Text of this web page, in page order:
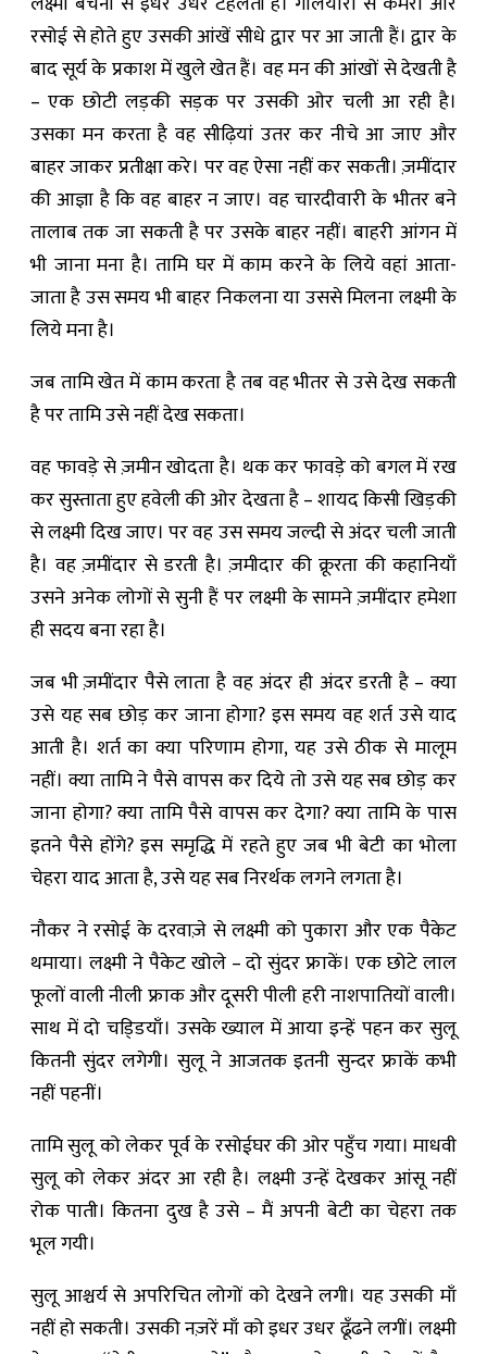
रसोई से होते हुए उसकी आंखें सीधे द्वार पर आ जाती हैं। द्वार के
बाद सूर्य के प्रकाश में खुले खेत हैं। वह मन की आंखों से देखती है
– एक छोटी लड़की सड़क पर उसकी ओर चली आ रही है।
उसका मन करता है वह सीढ़ियां उतर कर नीचे आ जाए और
बाहर जाकर प्रतीक्षा करे। पर वह ऐसा नहीं कर सकती। ज़मींदार
की आज्ञा है कि वह बाहर न जाए। वह चारदीवारी के भीतर बने
तालाब तक जा सकती है पर उसके बाहर नहीं। बाहरी आंगन में
भी जाना मना है। तामि घर में काम करने के लिये वहां आता-
जाता है उस समय भी बाहर निकलना या उससे मिलना लक्ष्मी के
लिये मना है।
जब तामि खेत में काम करता है तब वह भीतर से उसे देख सकती
है पर तामि उसे नहीं देख सकता।
वह फावड़े से ज़मीन खोदता है। थक कर फावड़े को बगल में रख
कर सुस्ताता हुए हवेली की ओर देखता है – शायद किसी खिड़की
से लक्ष्मी दिख जाए। पर वह उस समय जल्दी से अंदर चली जाती
है। वह ज़मींदार से डरती है। ज़मीदार की क्रूरता की कहानियाँ
उसने अनेक लोगों से सुनी हैं पर लक्ष्मी के सामने ज़मींदार हमेशा
ही सदय बना रहा है।
जब भी ज़मींदार पैसे लाता है वह अंदर ही अंदर डरती है – क्या
उसे यह सब छोड़ कर जाना होगा? इस समय वह शर्त उसे याद
आती है। शर्त का क्या परिणाम होगा, यह उसे ठीक से मालूम
नहीं। क्या तामि ने पैसे वापस कर दिये तो उसे यह सब छोड़ कर
जाना होगा? क्या तामि पैसे वापस कर देगा? क्या तामि के पास
इतने पैसे होंगे? इस समृद्धि में रहते हुए जब भी बेटी का भोला
चेहरा याद आता है, उसे यह सब निरर्थक लगने लगता है।
नौकर ने रसोई के दरवाज़े से लक्ष्मी को पुकारा और एक पैकेट
थमाया। लक्ष्मी ने पैकेट खोले – दो सुंदर फ्राकें। एक छोटे लाल
फूलों वाली नीली फ्राक और दूसरी पीली हरी नाशपातियों वाली।
साथ में दो चडि्डयाँ। उसके ख्याल में आया इन्हें पहन कर सुलू
कितनी सुंदर लगेगी। सुलू ने आजतक इतनी सुन्दर फ्राकें कभी
नहीं पहनीं।
तामि सुलू को लेकर पूर्व के रसोईघर की ओर पहुँच गया। माधवी
सुलू को लेकर अंदर आ रही है। लक्ष्मी उन्हें देखकर आंसू नहीं
रोक पाती। कितना दुख है उसे – मैं अपनी बेटी का चेहरा तक
भूल गयी।
सुलू आश्चर्य से अपरिचित लोगों को देखने लगी। यह उसकी माँ
नहीं हो सकती। उसकी नज़रें माँ को इधर उधर ढूँढने लगीं। लक्ष्मी